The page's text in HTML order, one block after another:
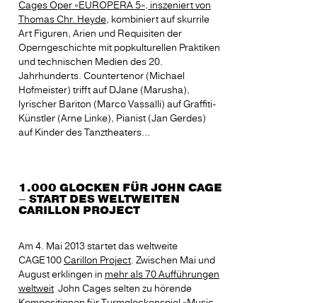
Cages Oper »EUROPERA 5«, inszeniert von
Thomas Chr. Heyde, kombiniert auf skurrile
Art Figuren, Arien und Requisiten der
Operngeschichte mit popkulturellen Praktiken
und technischen Medien des 20.
Jahrhunderts. Countertenor (Michael
Hofmeister) trifft auf DJane (Marusha),
lyrischer Bariton (Marco Vassalli) auf Graffiti-
Künstler (Arne Linke), Pianist (Jan Gerdes)
auf Kinder des Tanztheaters...
1.000 GLOCKEN FÜR JOHN CAGE
– START DES WELTWEITEN
CARILLON PROJECT
Am 4. Mai 2013 startet das weltweite
CAGE100 Carillon Project. Zwischen Mai und
August erklingen in mehr als 70 Aufführungen
weltweit John Cages selten zu hörende